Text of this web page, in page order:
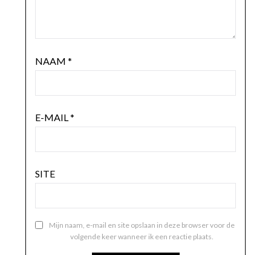
NAAM *
E-MAIL*
SITE
Mijn naam, e-mail en site opslaan in deze browser voor de
volgende keer wanneer ik een reactie plaats.